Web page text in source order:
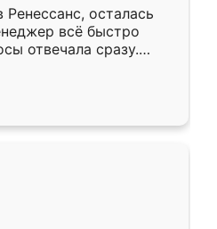
осталась
всё быстро
отвечала сразу.
подошёл к
Собрали
аккуратно, даже